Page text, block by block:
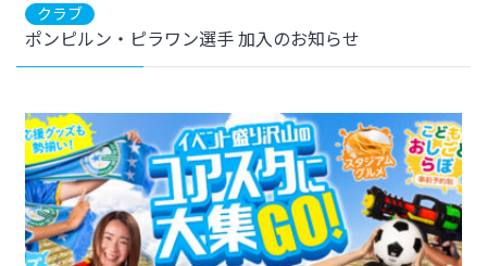
クラブ
ポンピルン・ピラワン選手 加入のお知らせ